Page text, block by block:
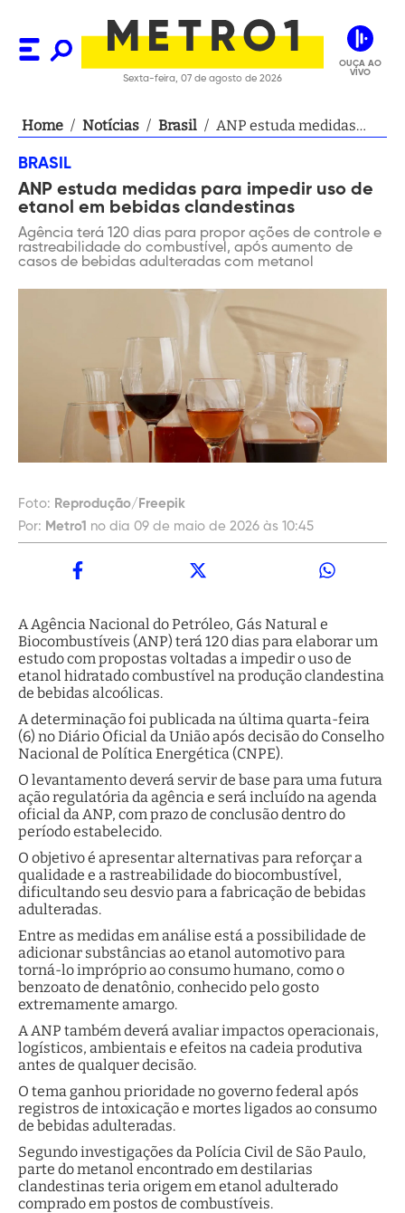
Sexta-feira, 07 de agosto de 2026
OUÇA AO
VIVO
Home / Notícias / Brasil / ANP estuda medidas
clandestinas
BRASIL
ANP estuda medidas para impedir uso de
etanol em bebidas clandestinas
Agência terá 120 dias para propor ações de controle e
rastreabilidade do combustível, após aumento de
casos de bebidas adulteradas com metanol
Foto: Reprodução/Freepik
Por: Metro1 no dia 09 de maio de 2026 às 10:45
A Agência Nacional do Petróleo, Gás Natural e
Biocombustíveis (ANP) terá 120 dias para elaborar um
estudo com propostas voltadas a impedir o uso de
etanol hidratado combustível na produção clandestina
de bebidas alcoólicas.
A determinação foi publicada na última quarta-feira
(6) no Diário Oficial da União após decisão do Conselho
Nacional de Política Energética (CNPE).
O levantamento deverá servir de base para uma futura
ação regulatória da agência e será incluído na agenda
oficial da ANP, com prazo de conclusão dentro do
período estabelecido.
O objetivo é apresentar alternativas para reforçar a
qualidade e a rastreabilidade do biocombustível,
dificultando seu desvio para a fabricação de bebidas
adulteradas.
Entre as medidas em análise está a possibilidade de
adicionar substâncias ao etanol automotivo para
torná-lo impróprio ao consumo humano, como o
benzoato de denatônio, conhecido pelo gosto
extremamente amargo.
A ANP também deverá avaliar impactos operacionais,
logísticos, ambientais e efeitos na cadeia produtiva
antes de qualquer decisão.
O tema ganhou prioridade no governo federal após
registros de intoxicação e mortes ligados ao consumo
de bebidas adulteradas.
Segundo investigações da Polícia Civil de São Paulo,
parte do metanol encontrado em destilarias
clandestinas teria origem em etanol adulterado
comprado em postos de combustíveis.